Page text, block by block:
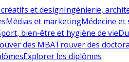
et designIngénierie,
Médias et marketingMédecine et
bien-être et hygiène de vie
des MBATrouver des
Explorer les diplômes